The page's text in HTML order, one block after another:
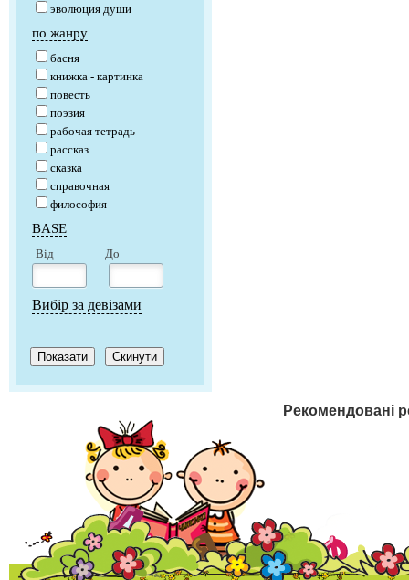
эволюция души
по жанру
басня
книжка - картинка
повесть
поэзия
рабочая тетрадь
рассказ
сказка
справочная
философия
BASE
Від До
Вибір за девізами
Рекомендовані